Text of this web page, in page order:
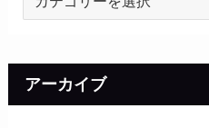
リ
ー
アーカイブ